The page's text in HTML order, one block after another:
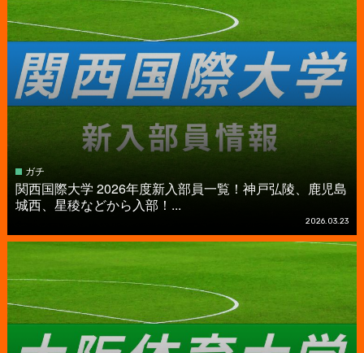
ガチ
関西国際大学 2026年度新入部員一覧！神戸弘陵、鹿児島
城西、星稜などから入部！...
2026.03.23